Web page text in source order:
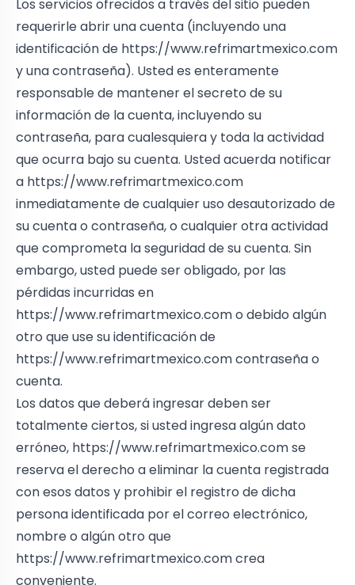
Los servicios ofrecidos a través del sitio pueden
requerirle abrir una cuenta (incluyendo una
identificación de https://www.refrimartmexico.com
y una contraseña). Usted es enteramente
responsable de mantener el secreto de su
información de la cuenta, incluyendo su
contraseña, para cualesquiera y toda la actividad
que ocurra bajo su cuenta. Usted acuerda notificar
a https://www.refrimartmexico.com
inmediatamente de cualquier uso desautorizado de
su cuenta o contraseña, o cualquier otra actividad
que comprometa la seguridad de su cuenta. Sin
embargo, usted puede ser obligado, por las
pérdidas incurridas en
https://www.refrimartmexico.como debido algún
otro que use su identificación de
https://www.refrimartmexico.comcontraseña o
cuenta.
Los datos que deberá ingresar deben ser
totalmente ciertos, si usted ingresa algún dato
erróneo, https://www.refrimartmexico.comse
reserva el derecho a eliminar la cuenta registrada
con esos datos y prohibir el registro de dicha
persona identificada por el correo electrónico,
nombre o algún otro que
https://www.refrimartmexico.comcrea
conveniente.